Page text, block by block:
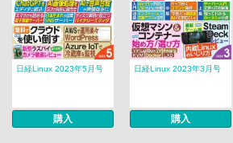
日経Linux 2023年5月号
購入
日経Linux 2023年3月号
購入